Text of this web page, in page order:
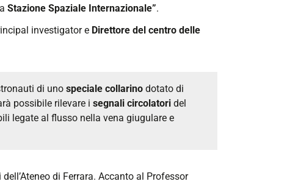
Stazione Spaziale Internazionale”.
investigator e Direttore del centro delle
di uno speciale collarino dotato di
possibile rilevare i segnali circolatori del
legate al flusso nella vena giugulare e
di Ferrara. Accanto al Professor